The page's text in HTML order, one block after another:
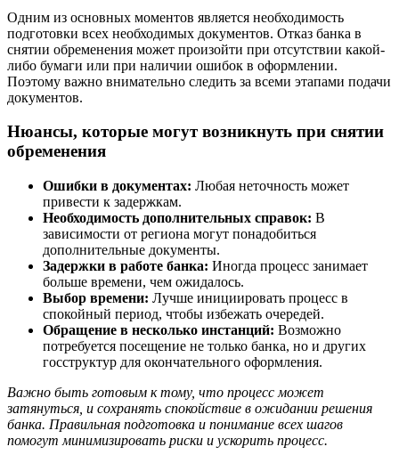
Одним из основных моментов является необходимость
подготовки всех необходимых документов. Отказ банка в
снятии обременения может произойти при отсутствии какой-
либо бумаги или при наличии ошибок в оформлении.
Поэтому важно внимательно следить за всеми этапами подачи
документов.
Нюансы, которые могут возникнуть при снятии
обременения
Ошибки в документах: Любая неточность может
привести к задержкам.
Необходимость дополнительных справок: В
зависимости от региона могут понадобиться
дополнительные документы.
Задержки в работе банка: Иногда процесс занимает
больше времени, чем ожидалось.
Выбор времени: Лучше инициировать процесс в
спокойный период, чтобы избежать очередей.
Обращение в несколько инстанций: Возможно
потребуется посещение не только банка, но и других
госструктур для окончательного оформления.
Важно быть готовым к тому, что процесс может
затянуться, и сохранять спокойствие в ожидании решения
банка. Правильная подготовка и понимание всех шагов
помогут минимизировать риски и ускорить процесс.